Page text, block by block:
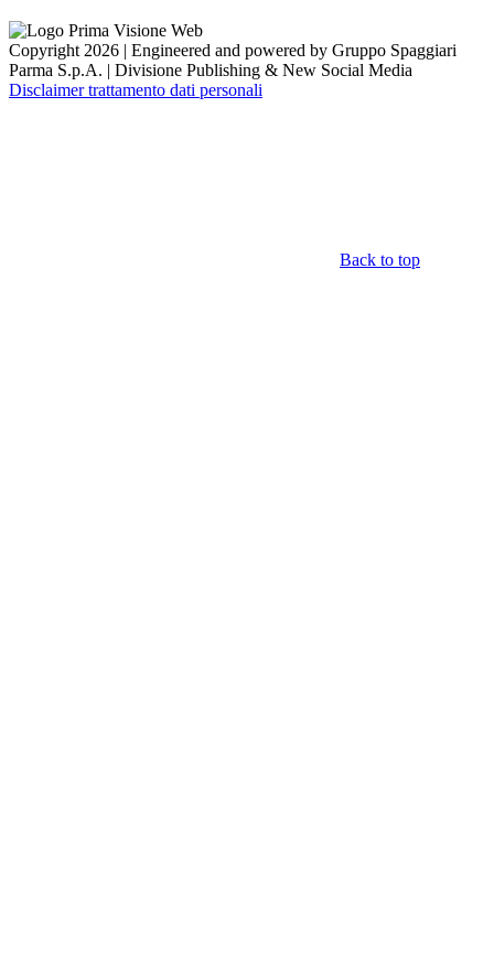
Copyright 2026 | Engineered and powered by Gruppo Spaggiari
Parma S.p.A. | Divisione Publishing & New Social Media
Disclaimer trattamento dati personali
Back to top